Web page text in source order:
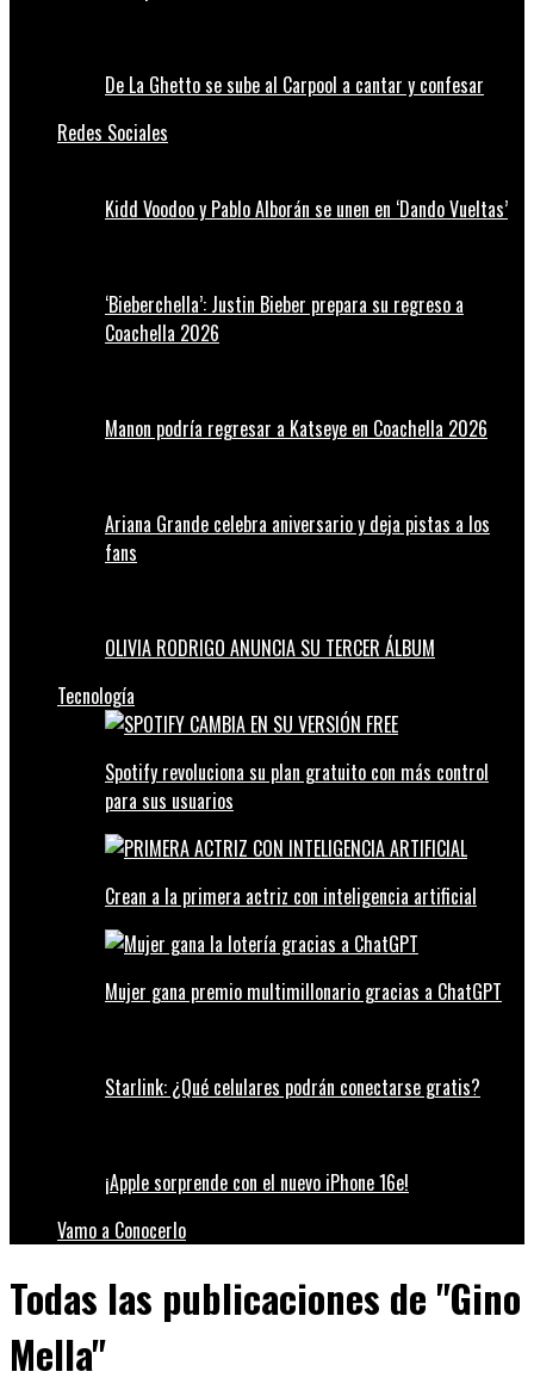
De La Ghetto se sube al Carpool a cantar y confesar
Redes Sociales
Kidd Voodoo y Pablo Alborán se unen en ‘Dando Vueltas’
‘Bieberchella’: Justin Bieber prepara su regreso a
Coachella 2026
Manon podría regresar a Katseye en Coachella 2026
Ariana Grande celebra aniversario y deja pistas a los
fans
OLIVIA RODRIGO ANUNCIA SU TERCER ÁLBUM
Tecnología
Spotify revoluciona su plan gratuito con más control
para sus usuarios
Crean a la primera actriz con inteligencia artificial
Mujer gana premio multimillonario gracias a ChatGPT
Starlink: ¿Qué celulares podrán conectarse gratis?
¡Apple sorprende con el nuevo iPhone 16e!
Vamo a Conocerlo
Todas las publicaciones de "Gino
Mella"